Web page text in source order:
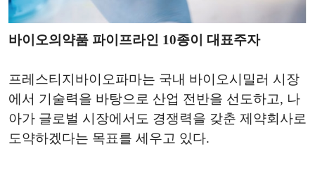
바이오의약품 파이프라인 10종이 대표주자
프레스티지바이오파마는 국내 바이오시밀러 시장
에서 기술력을 바탕으로 산업 전반을 선도하고, 나
아가 글로벌 시장에서도 경쟁력을 갖춘 제약회사로
도약하겠다는 목표를 세우고 있다.